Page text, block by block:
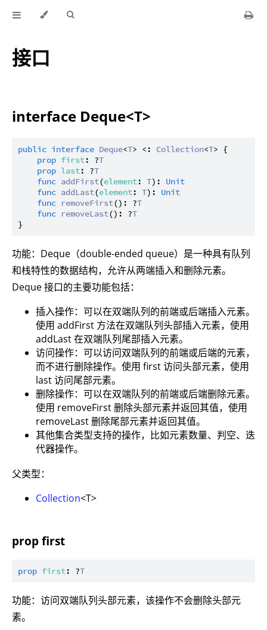
接口
interface Deque<T>
public interface Deque<T> <: Collection<T> {
prop first: ?T
prop last: ?T
func addFirst(element: T): Unit
func addLast(element: T): Unit
func removeFirst(): ?T
func removeLast(): ?T
功能：Deque（double-ended queue）是一种具有队列
和栈特性的数据结构，允许从两端插入和删除元素。
Deque 接口的主要功能包括：
插入操作：可以在双端队列的前端或后端插入元素。
使用 addFirst 方法在双端队列头部插入元素，使用
addLast 在双端队列尾部插入元素。
访问操作：可以访问双端队列的前端或后端的元素，
而不进行删除操作。使用 first 访问头部元素，使用
last 访问尾部元素。
删除操作：可以在双端队列的前端或后端删除元素。
使用 removeFirst 删除头部元素并返回其值，使用
removeLast 删除尾部元素并返回其值。
其他集合类型支持的操作，比如元素数量、判空、迭
代器操作。
父类型：
Collection<T>
prop first
prop first: ?T
功能：访问双端队列头部元素，该操作不会删除头部元
素。